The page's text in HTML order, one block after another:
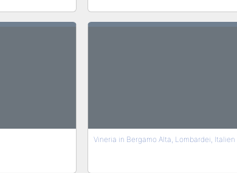
Vineria in Bergamo Alta, Lombardei, Italien